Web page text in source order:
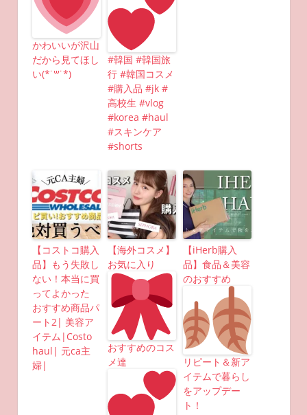
かわいいが沢山
だから見てほし
い(*˙꒳​˙*)
#韓国 #韓国旅
行 #韓国コスメ
#購入品 #jk #
高校生 #vlog
#korea #haul
#スキンケア
#shorts
【コストコ購入
品】もう失敗し
ない！本当に買
ってよかった
おすすめ商品パ
ート2| 美容ア
イテム|Costo
haul| 元ca主
婦|
【海外コスメ】
お気に入り
おすすめのコス
メ達
【iHerb購入
品】食品＆美容
のおすすめ
リピート＆新ア
イテムで暮らし
をアップデー
ト！